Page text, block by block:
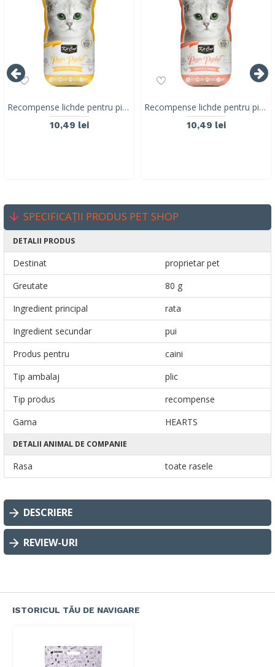
Recompense lichde pentru pisici Kit Cat Purr Puree, pui si fibre, Hairball, 4 x 15g
10,49 lei
Recompense lichde pentru pisici Kit Cat Purr Puree, pui si somon, 4 x 15g
10,49 lei
SPECIFICAȚII PRODUS PET SHOP
DETALII PRODUS
Destinat
proprietar pet
Greutate
80 g
Ingredient principal
rata
Ingredient secundar
pui
Produs pentru
caini
Tip ambalaj
plic
Tip produs
recompense
Gama
HEARTS
DETALII ANIMAL DE COMPANIE
Rasa toate rasele
DESCRIERE
REVIEW-URI
ISTORICUL TĂU DE NAVIGARE